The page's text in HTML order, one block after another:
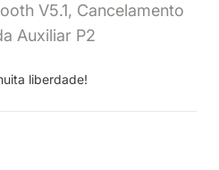
V5.1, Cancelamento
Auxiliar P2
liberdade!